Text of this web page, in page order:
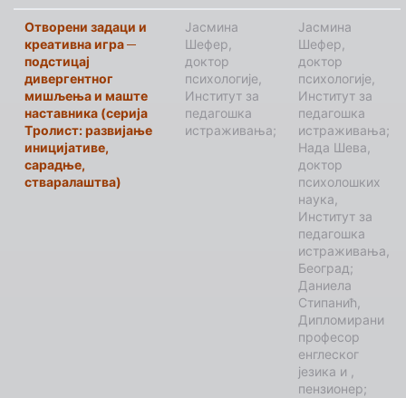
Отворени задаци и
креативна игра ─
подстицај
дивергентног
мишљења и маште
наставника (серија
Tролист: развијање
иницијативе,
сарадње,
стваралаштва)
Јасмина
Шефер,
доктор
психологије,
Институт за
педагошка
истраживања;
Јасмина
Шефер,
доктор
психологије,
Институт за
педагошка
истраживања;
Нада Шева,
доктор
психолошких
наука,
Институт за
педагошка
истраживања,
Београд;
Даниела
Стипанић,
Дипломирани
професор
енглеског
језика и ,
пензионер;